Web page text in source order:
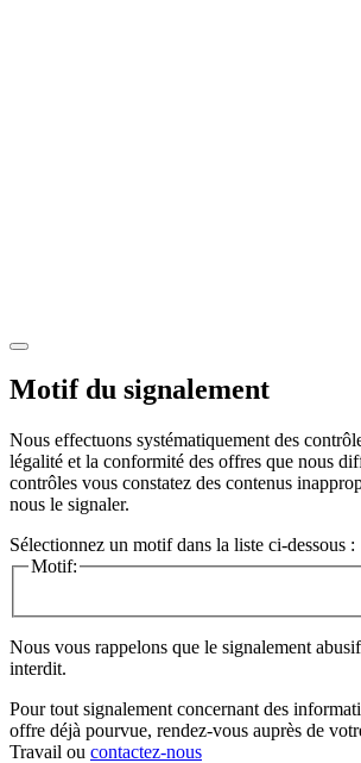
Motif du signalement
Nous effectuons systématiquement des
légalité et la conformité des offres que nous
contrôles vous constatez des contenus
nous le signaler.
Sélectionnez un motif dans la liste ci-dessous :
Motif:
Nous vous rappelons que le signalement
interdit.
Pour tout signalement concernant des
offre déjà pourvue, rendez-vous auprès de
Travail ou contactez-nous